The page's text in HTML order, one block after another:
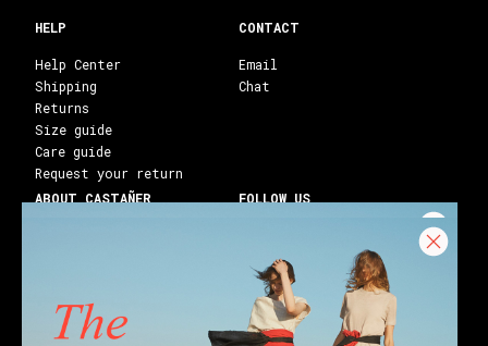
CONTACT
Email
Chat
HELP
Help Center
Shipping
Returns
Size guide
Care guide
Request your return
ABOUT CASTAÑER
Franchises
Stores
FOLLOW US
Facebook
Youtube
Blog